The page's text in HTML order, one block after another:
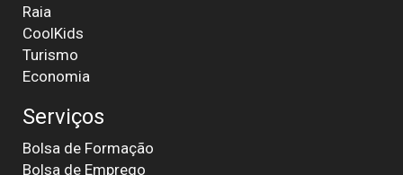
Raia
CoolKids
Turismo
Economia
Serviços
Bolsa de Formação
Bolsa de Emprego